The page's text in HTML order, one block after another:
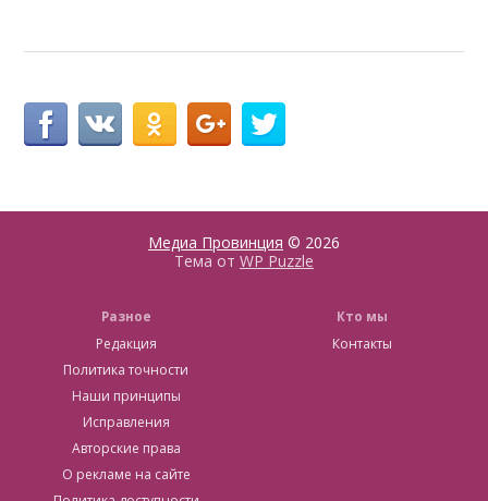
Медиа Провинция © 2026
Тема от WP Puzzle
Разное
Редакция
Политика точности
Наши принципы
Исправления
Авторские права
О рекламе на сайте
Кто мы
Контакты